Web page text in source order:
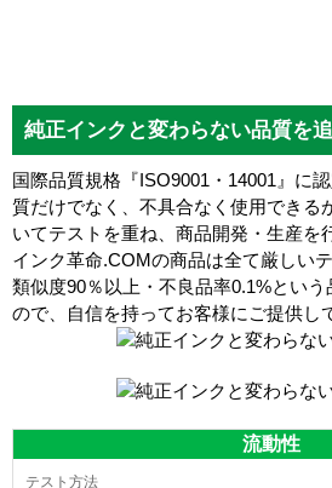
純正インクと変わらない品質を
国際品質規格『ISO9001・14001』に
質だけでなく、不具合なく使用できる
いてテストを重ね、商品開発・生産を
インク革命.COMの商品は全て厳しい
類似度90％以上・不良品率0.1%という
ので、自信を持ってお客様にご提供し
流動性